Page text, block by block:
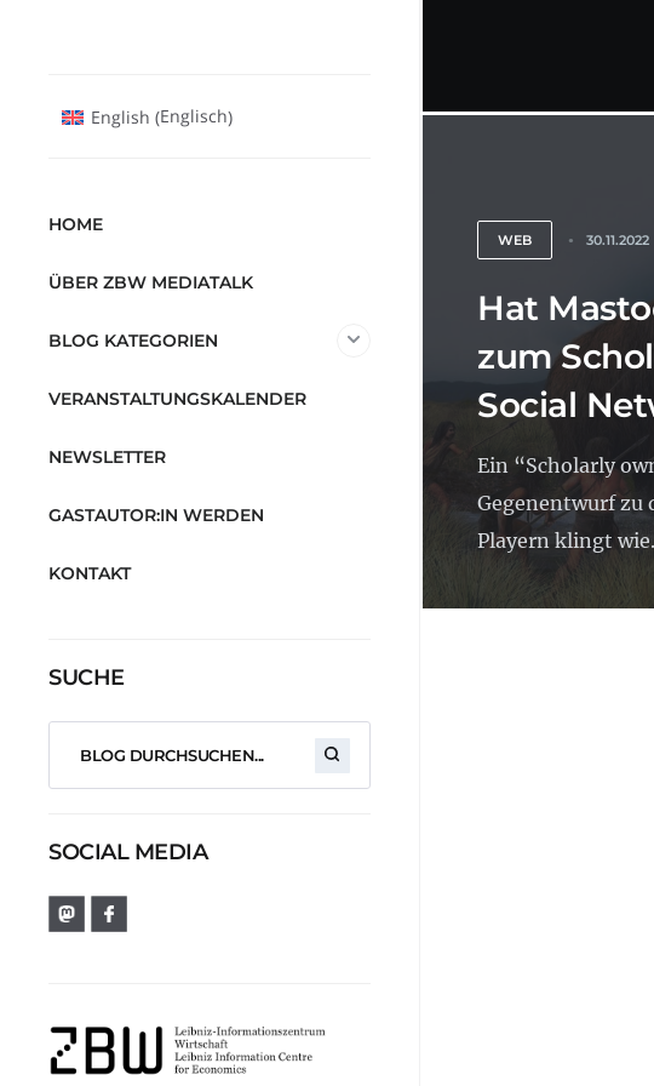
WEB 30.11.2022
Hat
zum
Social
Ein “Scholarly
Gegenentwurf zu
Playern klingt
English (Englisch)
HOME
ÜBER ZBW MEDIATALK
BLOG KATEGORIEN
VERANSTALTUNGSKALENDER
NEWSLETTER
GASTAUTOR:IN WERDEN
KONTAKT
SUCHE
SOCIAL MEDIA